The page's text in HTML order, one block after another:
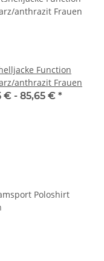
Function
anthrazit Frauen
€ - 85,65 € *